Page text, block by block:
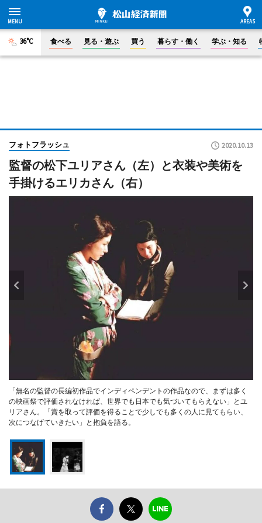
36°C 食べる 見る・遊ぶ 買う 暮らす・働く 学ぶ・知る
フォトフラッシュ 2020.10.13
監督の松下ユリアさん（左）と衣装や美術を
手掛けるエリカさん（右）
「無名の監督の長編初作品でインディペンデントの作品なので、まずは多く
の映画祭で評価されなければ、世界でも日本でも気づいてもらえない」とユ
リアさん。「賞を取って評価を得ることで少しでも多くの人に見てもらい、
次につなげていきたい」と抱負を語る。